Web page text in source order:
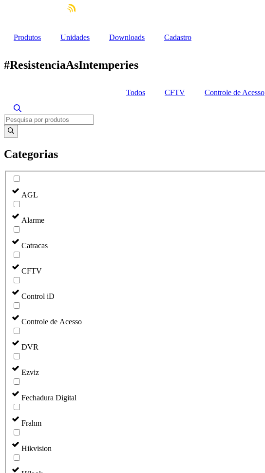
conteúdo
Produtos Unidades Downloads Cadastro
#ResistenciaAsIntemperies
Todos CFTV Controle de Acesso
Pesquisar
produtos
Categorias
AGL
Alarme
Catracas
CFTV
Control iD
Controle de Acesso
DVR
Ezviz
Fechadura Digital
Frahm
Hikvision